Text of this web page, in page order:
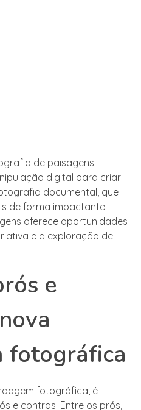
de paisagens
digital para criar
documental, que
de forma impactante.
oferece oportunidades
e a exploração de
e
fotográfica
fotográfica, é
e contras. Entre os prós,